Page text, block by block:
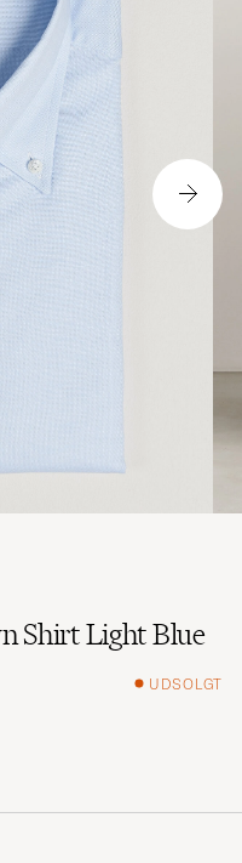
Shirt Light Blue
UDSOLGT